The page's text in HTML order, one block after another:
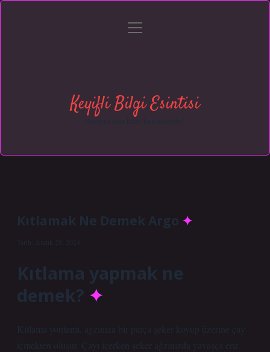
Gizlilik Politikası
menüyü
Keyifli Bilgi Esintisi
Kıtlamak Ne Demek Argo
Tarih: Aralık 28, 2024
Kıtlama yapmak ne
demek?
Kitlama yöntemi, ağzınıza bir parça şeker koyup üzerine çay
içmekten oluşur. Çayı içerken şeker ağzınızda yavaşça erir.